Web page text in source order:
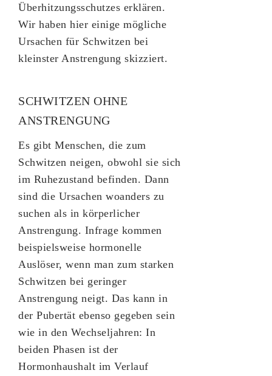
Überhitzungsschutzes erklären.
Wir haben hier einige mögliche
Ursachen für Schwitzen bei
kleinster Anstrengung skizziert.
SCHWITZEN OHNE
ANSTRENGUNG
Es gibt Menschen, die zum
Schwitzen neigen, obwohl sie sich
im Ruhezustand befinden. Dann
sind die Ursachen woanders zu
suchen als in körperlicher
Anstrengung. Infrage kommen
beispielsweise hormonelle
Auslöser, wenn man zum starken
Schwitzen bei geringer
Anstrengung neigt. Das kann in
der Pubertät ebenso gegeben sein
wie in den Wechseljahren: In
beiden Phasen ist der
Hormonhaushalt im Verlauf